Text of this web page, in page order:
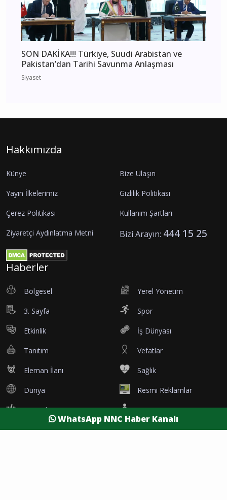
SON DAKİKA!!! Türkiye, Suudi Arabistan ve
Pakistan’dan Tarihi Savunma Anlaşması
Siyaset
Hakkımızda
Künye Bize Ulaşın
Yayın İlkelerimiz Gizlilik Politikası
Çerez Politikası Kullanım Şartları
Ziyaretçi Aydınlatma Metni Bizi Arayın: 444 15 25
Haberler
Bölgesel Yerel Yönetim
3. Sayfa Spor
Etkinlik İş Dünyası
Tanıtım Vefatlar
Eleman İlanı Sağlık
Dünya Resmi Reklamlar
Kesintiler Siyaset
Yaşam Yazarlar
WhatsApp NNC Haber Kanalı